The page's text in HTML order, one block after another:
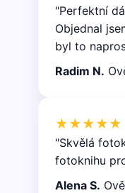
"Perfektní
Objednal
byl to
Radim N.
★★★★★
"Skvělá
fotoknihu
Alena S.